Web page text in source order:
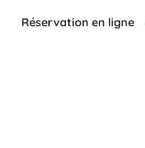
Réservation en ligne